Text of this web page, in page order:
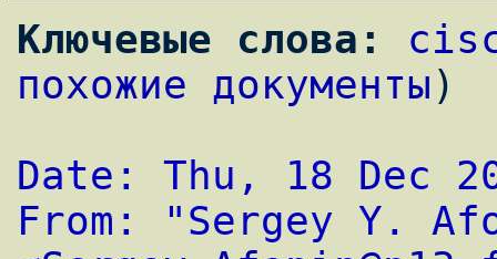
Ключевые слова:
похожие документы)
Date: Thu, 18 Dec
From: "Sergey Y.